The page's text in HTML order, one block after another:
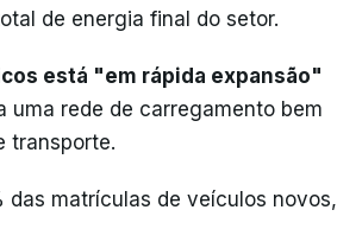
de energia final do setor.
está "em rápida expansão"
rede de carregamento bem
transporte.
matrículas de veículos novos,